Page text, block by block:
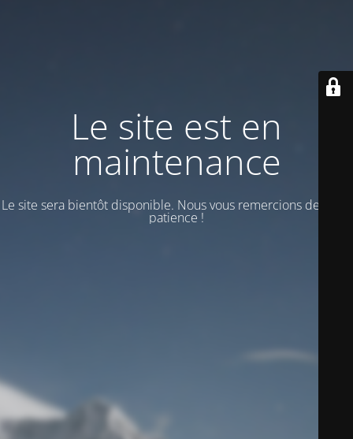
Le site est en
maintenance
Le site sera bientôt disponible. Nous vous remercions de votre
patience !